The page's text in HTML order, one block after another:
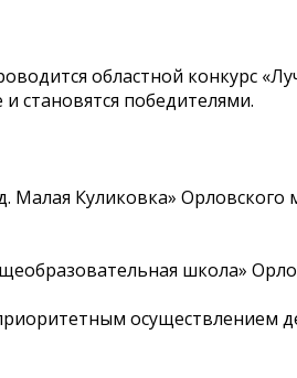
областной конкурс
становятся победителями.
Куликовка» Орловского
школа»
осуществлением